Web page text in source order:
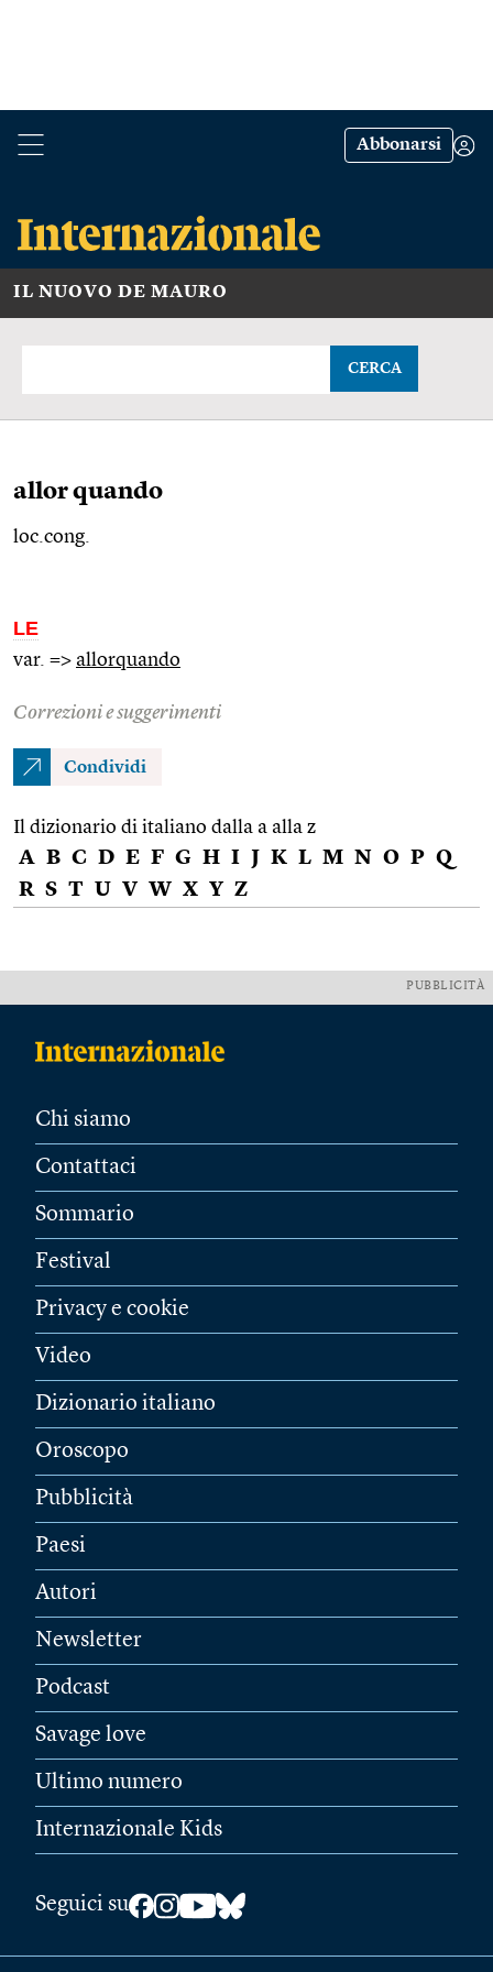
Abbonarsi
IL NUOVO DE MAURO
CERCA
allor quando
loc.cong.
LE
var. => allorquando
Correzioni e suggerimenti
Condividi
Il dizionario di italiano dalla a alla z
A B C D E F G H I J K L M N O P Q
R S T U V W X Y Z
PUBBLICITÀ
Chi siamo
Contattaci
Sommario
Festival
Privacy e cookie
Video
Dizionario italiano
Oroscopo
Pubblicità
Paesi
Autori
Newsletter
Podcast
Savage love
Ultimo numero
Internazionale Kids
Seguici su